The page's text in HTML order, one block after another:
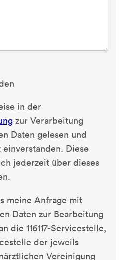
in der
zur Verarbeitung
Daten gelesen und
Diese
jederzeit über dieses
meine Anfrage mit
Daten zur Bearbeitung
die 116117-Servicestelle,
der jeweils
Vereinigung